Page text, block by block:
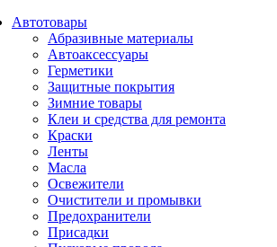
Автотовары
Абразивные материалы
Автоаксессуары
Герметики
Защитные покрытия
Зимние товары
Клеи и средства для ремонта
Краски
Ленты
Масла
Освежители
Очистители и промывки
Предохранители
Присадки